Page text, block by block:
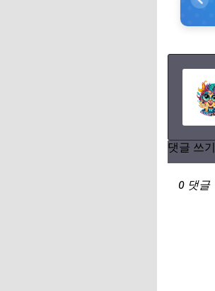
댓글 쓰기
0 댓글